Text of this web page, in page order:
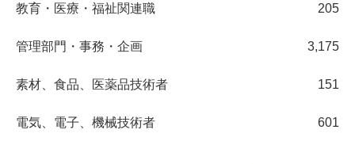
教育・医療・福祉関連職 205
管理部門・事務・企画 3,175
素材、食品、医薬品技術者 151
電気、電子、機械技術者 601